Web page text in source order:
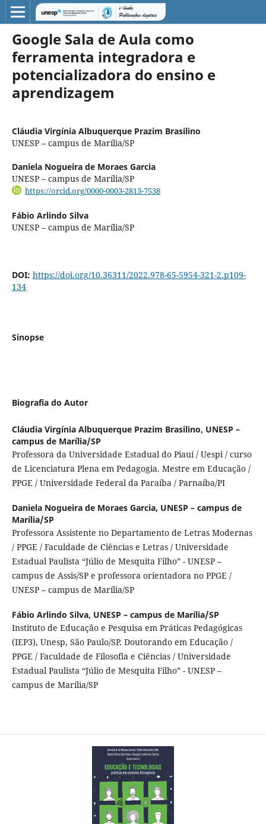
Google Sala de Aula como
ferramenta integradora e
potencializadora do ensino e
aprendizagem
Cláudia Virgínia Albuquerque Prazim Brasilino
UNESP – campus de Marília/SP
Daniela Nogueira de Moraes Garcia
UNESP – campus de Marília/SP
https://orcid.org/0000-0003-2813-7538
Fábio Arlindo Silva
UNESP – campus de Marília/SP
DOI: https://doi.org/10.36311/2022.978-65-5954-321-2.p109-
134
Sinopse
Biografia do Autor
Cláudia Virgínia Albuquerque Prazim Brasilino, UNESP –
campus de Marília/SP
Professora da Universidade Estadual do Piauí / Uespi / curso
de Licenciatura Plena em Pedagogia. Mestre em Educação /
PPGE / Universidade Federal da Paraíba / Parnaíba/PI
Daniela Nogueira de Moraes Garcia, UNESP – campus de
Marília/SP
Professora Assistente no Departamento de Letras Modernas
/ PPGE / Faculdade de Ciências e Letras / Universidade
Estadual Paulista “Júlio de Mesquita Filho” - UNESP –
campus de Assis/SP e professora orientadora no PPGE /
UNESP – campus de Marília/SP
Fábio Arlindo Silva, UNESP – campus de Marília/SP
Instituto de Educação e Pesquisa em Práticas Pedagógicas
(IEP3), Unesp, São Paulo/SP. Doutorando em Educação /
PPGE / Faculdade de Filosofia e Ciências / Universidade
Estadual Paulista “Júlio de Mesquita Filho” - UNESP –
campus de Marília/SP